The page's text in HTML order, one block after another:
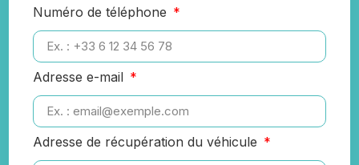
Numéro de téléphone
Adresse e-mail
Adresse de récupération du véhicule